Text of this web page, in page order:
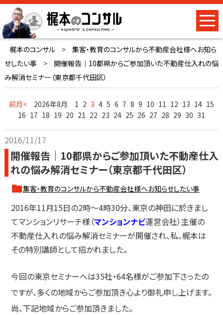
梶本のコンサル >
集客・教育のコンサルから不動産会社様へお知ら
せしたい事
>
開催報告｜10都県からご参加頂いた不動産仕入れの悩
み解消セミナー（東京都千代田区）
前月< 2026年8月 1 2 3 4 5 6 7 8 9 10 11 12 13 14 15
16 17 18 19 20 21 22 23 24 25 26 27 28 29 30 31
2016/11/17
開催報告｜10都県からご参加頂いた不動産仕入
れの悩み解消セミナー（東京都千代田区）
集客・教育のコンサルから不動産会社様へお知らせしたい事
2016年11月15日の2時～4時30分、東京の神田に於きまし
てマンションリサーチ様（マンションナビ運営会社）主催の
不動産仕入れの悩み解消セミナーが開催され、私、梶本は
その特別講師として招かれました。
今回の東京セミナーへは35社・64名様がご参加下さったの
ですが、多くの地域からご参加頂き心より御礼申し上げます。
尚、下記地域からご参加頂きました。